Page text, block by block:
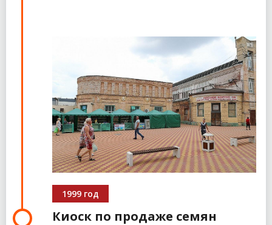
1999 год
Киоск по продаже семян